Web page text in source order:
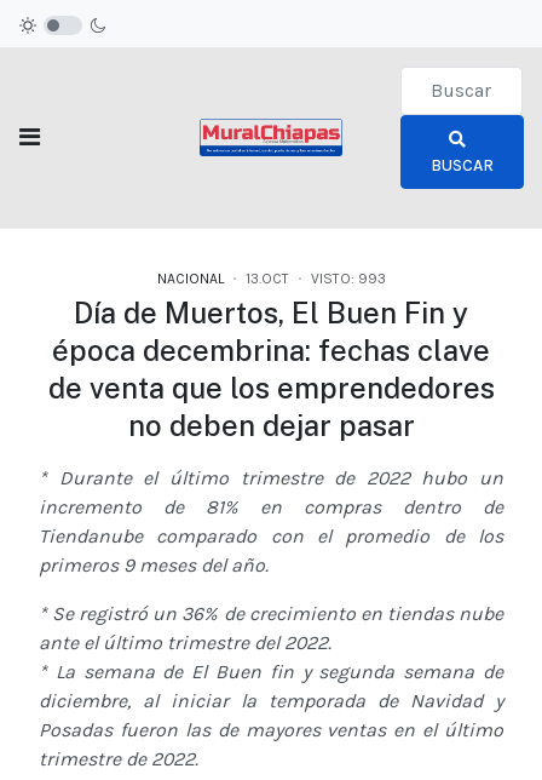
Type 2 or
BUSCAR
NACIONAL 13.OCT VISTO: 993
Día de Muertos, El Buen Fin y
época decembrina: fechas clave
de venta que los emprendedores
no deben dejar pasar
* Durante el último trimestre de 2022 hubo un
incremento de 81% en compras dentro de
Tiendanube comparado con el promedio de los
primeros 9 meses del año.
* Se registró un 36% de crecimiento en tiendas nube
ante el último trimestre del 2022.
* La semana de El Buen fin y segunda semana de
diciembre, al iniciar la temporada de Navidad y
Posadas fueron las de mayores ventas en el último
trimestre de 2022.